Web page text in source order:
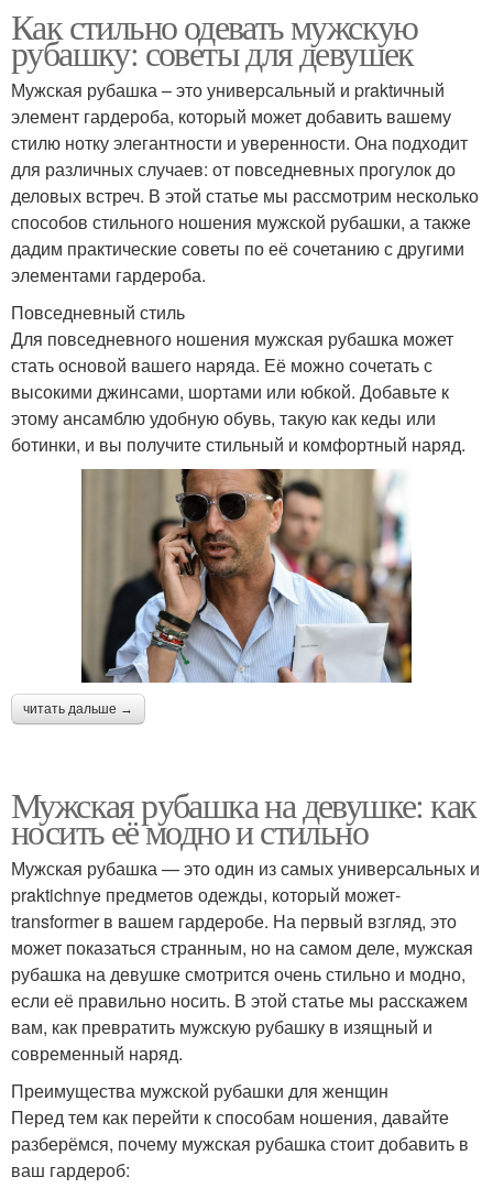
Как стильно одевать мужскую
рубашку: советы для девушек
Мужская рубашка – это универсальный и praktичный
элемент гардероба, который может добавить вашему
стилю нотку элегантности и уверенности. Она подходит
для различных случаев: от повседневных прогулок до
деловых встреч. В этой статье мы рассмотрим несколько
способов стильного ношения мужской рубашки, а также
дадим практические советы по её сочетанию с другими
элементами гардероба.
Повседневный стиль
Для повседневного ношения мужская рубашка может
стать основой вашего наряда. Её можно сочетать с
высокими джинсами, шортами или юбкой. Добавьте к
этому ансамблю удобную обувь, такую как кеды или
ботинки, и вы получите стильный и комфортный наряд.
читать дальше →
Мужская рубашка на девушке: как
носить её модно и стильно
Мужская рубашка — это один из самых универсальных и
praktichnye предметов одежды, который может-
transformer в вашем гардеробе. На первый взгляд, это
может показаться странным, но на самом деле, мужская
рубашка на девушке смотрится очень стильно и модно,
если её правильно носить. В этой статье мы расскажем
вам, как превратить мужскую рубашку в изящный и
современный наряд.
Преимущества мужской рубашки для женщин
Перед тем как перейти к способам ношения, давайте
разберёмся, почему мужская рубашка стоит добавить в
ваш гардероб: